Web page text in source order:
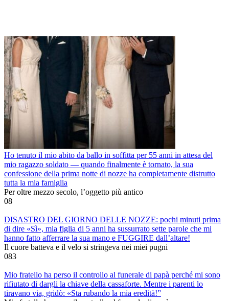
Ho tenuto il mio abito da ballo in soffitta per 55 anni in attesa del
mio ragazzo soldato — quando finalmente è tornato, la sua
confessione della prima notte di nozze ha completamente distrutto
tutta la mia famiglia
Per oltre mezzo secolo, l’oggetto più antico
08
DISASTRO DEL GIORNO DELLE NOZZE: pochi minuti prima
di dire «Sì», mia figlia di 5 anni ha sussurrato sette parole che mi
hanno fatto afferrare la sua mano e FUGGIRE dall’altare!
Il cuore batteva e il velo si stringeva nei miei pugni
083
Mio fratello ha perso il controllo al funerale di papà perché mi sono
rifiutato di dargli la chiave della cassaforte. Mentre i parenti lo
tiravano via, gridò: «Sta rubando la mia eredità!”